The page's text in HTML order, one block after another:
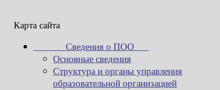
Карта сайта
Сведения о ПОО
Основные сведения
Структура и органы управления
образовательной организацией